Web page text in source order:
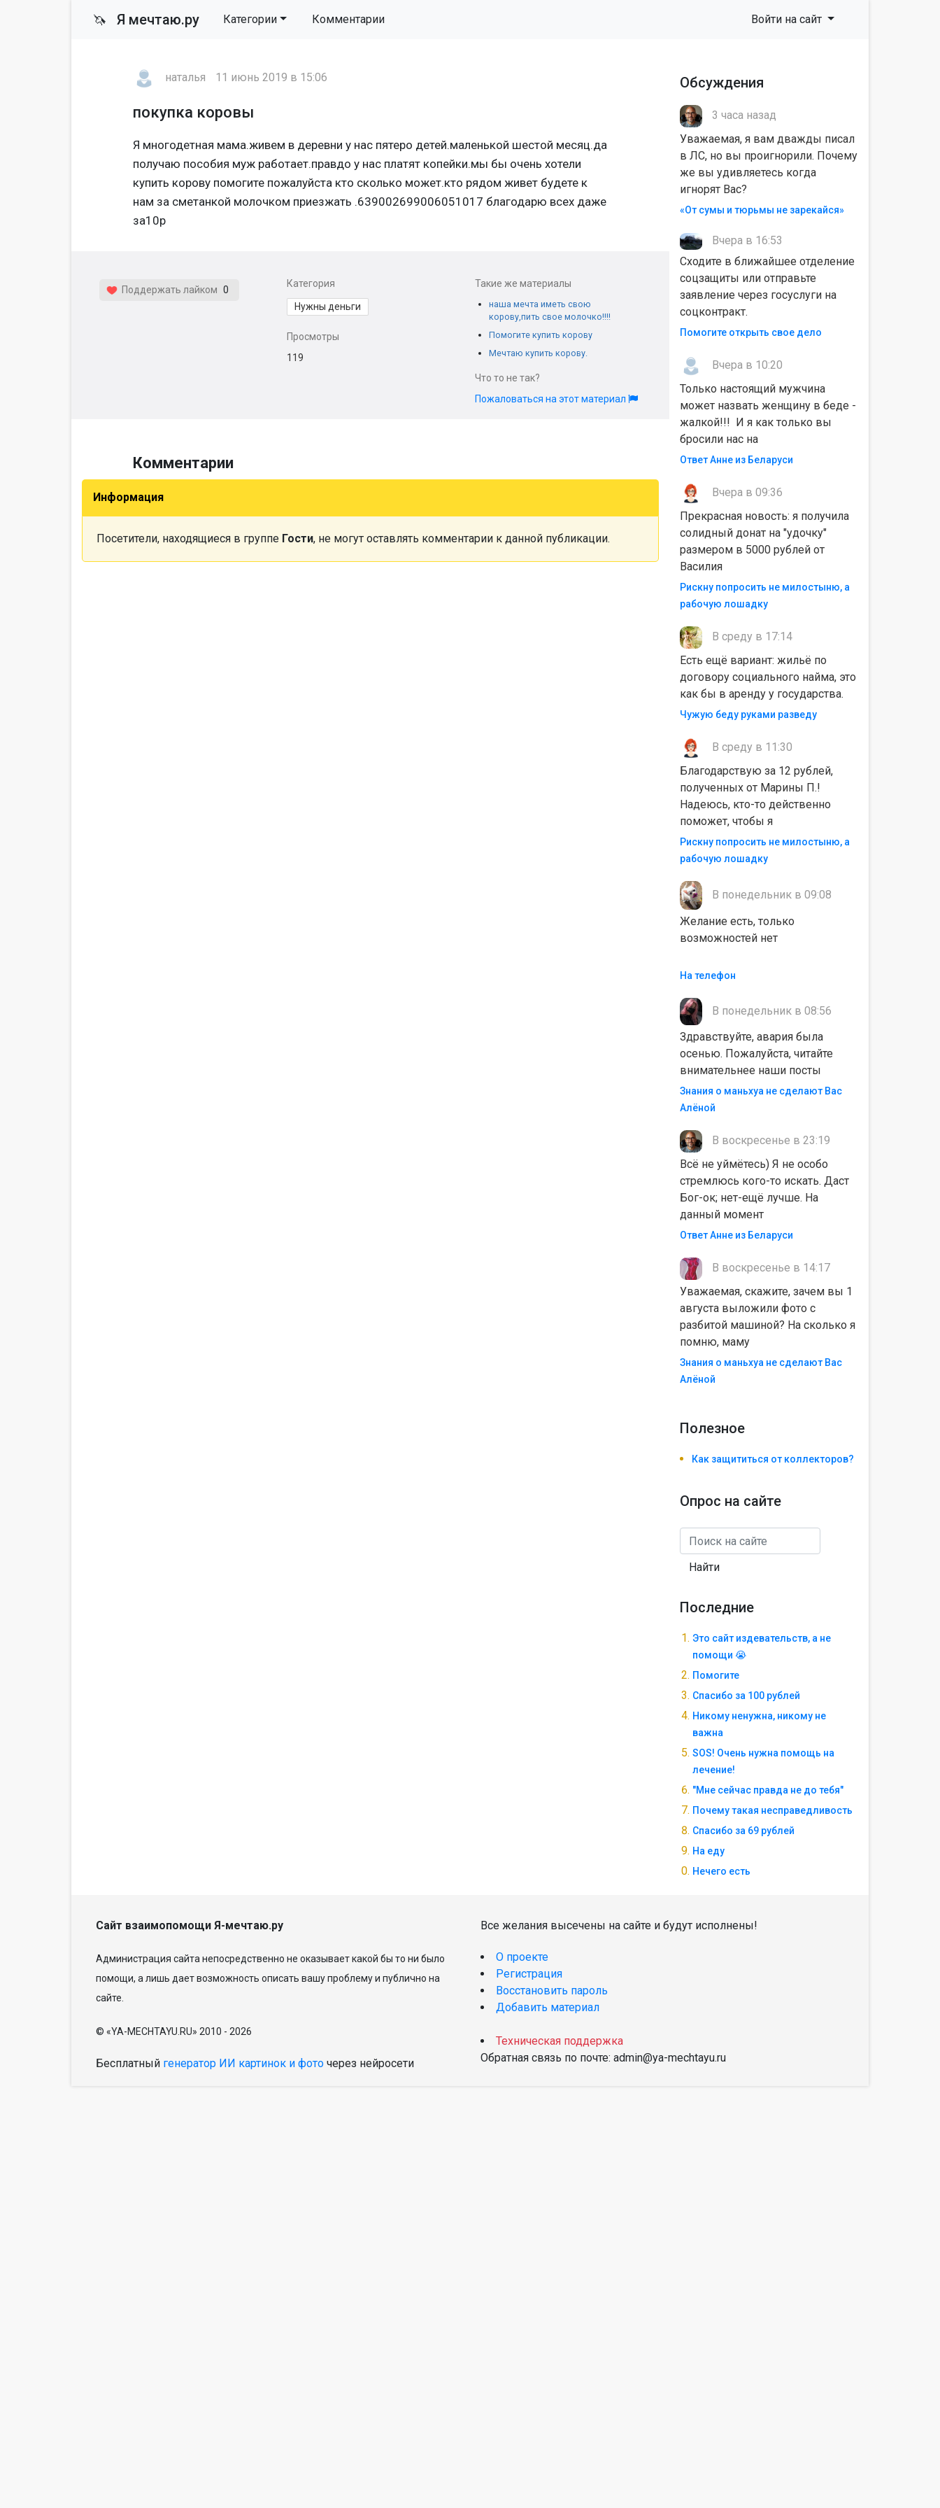
🦄 Я мечтаю.ру Категории Комментарии Войти на сайт
наталья 11 июнь 2019 в 15:06
покупка коровы
Я многодетная мама.живем в деревни у нас пятеро детей.маленькой шестой месяц.да
получаю пособия муж работает.правдо у нас платят копейки.мы бы очень хотели
купить корову помогите пожалуйста кто сколько может.кто рядом живет будете к
нам за сметанкой молочком приезжать .639002699006051017 благодарю всех даже
за10р
Поддержать лайком 0
Категория
Нужны деньги
Просмотры
119
Такие же материалы
наша мечта иметь свою
корову,пить свое молочко!!!!
Помогите купить корову
Мечтаю купить корову.
Что то не так?
Пожаловаться на этот материал
Комментарии
Информация
Посетители, находящиеся в группе Гости, не могут оставлять комментарии к данной публикации.
Обсуждения
3 часа назад
Уважаемая, я вам дважды писал
в ЛС, но вы проигнорили. Почему
же вы удивляетесь когда
игнорят Вас?
«От сумы и тюрьмы не зарекайся»
Вчера в 16:53
Сходите в ближайшее отделение
соцзащиты или отправьте
заявление через госуслуги на
соцконтракт.
Помогите открыть свое дело
Вчера в 10:20
Только настоящий мужчина
может назвать женщину в беде -
жалкой!!! И я как только вы
бросили нас на
Ответ Анне из Беларуси
Вчера в 09:36
Прекрасная новость: я получила
солидный донат на "удочку"
размером в 5000 рублей от
Василия
Рискну попросить не милостыню, а
рабочую лошадку
В среду в 17:14
Есть ещё вариант: жильё по
договору социального найма, это
как бы в аренду у государства.
Чужую беду руками разведу
В среду в 11:30
Благодарствую за 12 рублей,
полученных от Марины П.!
Надеюсь, кто-то действенно
поможет, чтобы я
Рискну попросить не милостыню, а
рабочую лошадку
В понедельник в 09:08
Желание есть, только
возможностей нет
На телефон
В понедельник в 08:56
Здравствуйте, авария была
осенью. Пожалуйста, читайте
внимательнее наши посты
Знания о маньхуа не сделают Вас
Алëной
В воскресенье в 23:19
Всё не уймётесь) Я не особо
стремлюсь кого-то искать. Даст
Бог-ок; нет-ещё лучше. На
данный момент
Ответ Анне из Беларуси
В воскресенье в 14:17
Уважаемая, скажите, зачем вы 1
августа выложили фото с
разбитой машиной? На сколько я
помню, маму
Знания о маньхуа не сделают Вас
Алëной
Полезноe
Как защититься от коллекторов?
Опрос на сайте
Найти
Последние
Это сайт издевательств, а не
помощи 😭
Помогите
Спасибо за 100 рублей
Никому ненужна, никому не
важна
SOS! Очень нужна помощь на
лечение!
"Мне сейчас правда не до тебя"
Почему такая несправедливость
Спасибо за 69 рублей
На еду
Нечего есть
Сайт взаимопомощи Я-мечтаю.ру
Администрация сайта непосредственно не оказывает какой бы то ни было
помощи, а лишь дает возможность описать вашу проблему и публично на
сайте.
© «YA-MECHTAYU.RU» 2010 - 2026
Бесплатный генератор ИИ картинок и фото через нейросети
Все желания высечены на сайте и будут исполнены!
О проекте
Регистрация
Восстановить пароль
Добавить материал
Техническая поддержка
Обратная связь по почте: admin@ya-mechtayu.ru